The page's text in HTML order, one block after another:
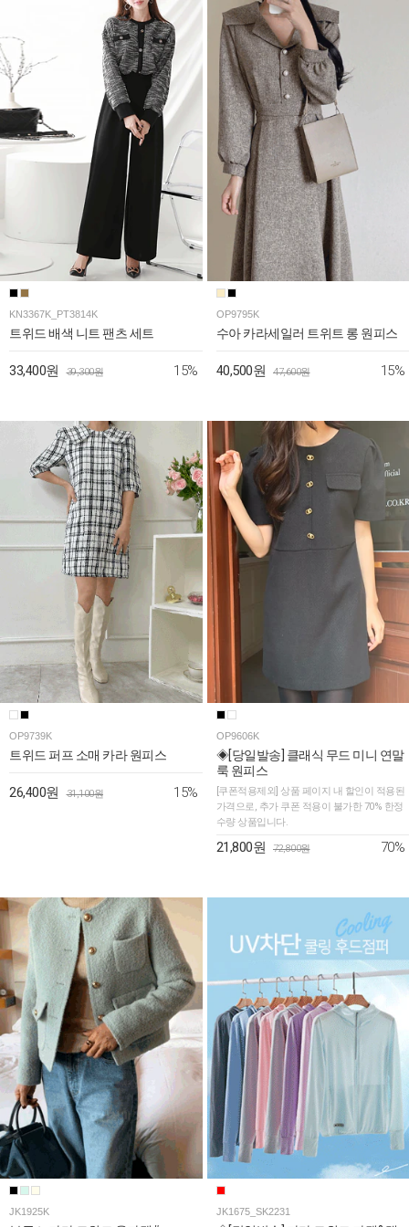
KN3367K_PT3814K
트위드 배색 니트 팬츠 세트
33,400원 39,300원 15%
OP9795K
수아 카라세일러 트위트 롱 원피스
40,500원 47,600원 15%
OP9739K
트위드 퍼프 소매 카라 원피스
26,400원 31,100원 15%
OP9606K
◈[당일발송] 클래식 무드 미니 연말
룩 원피스
[쿠폰적용제외] 상품 페이지 내 할인이 적용된
가격으로, 추가 쿠폰 적용이 불가한 70% 한정
수량 상품입니다.
21,800원 72,800원 70%
JK1925K JK1675_SK2231